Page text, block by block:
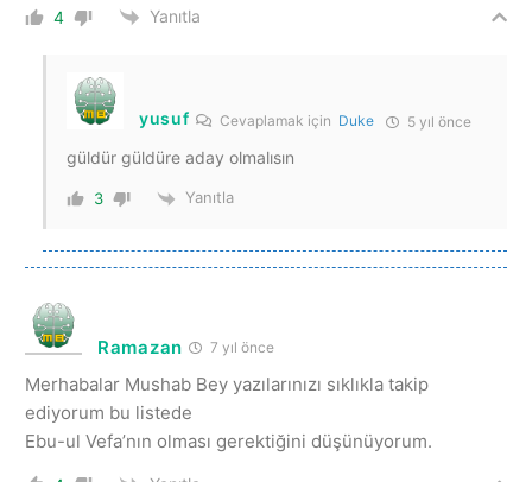
4 Yanıtla
yusuf Cevaplamak için Duke 5 yıl önce
güldür güldüre aday olmalısın
3 Yanıtla
Ramazan 7 yıl önce
Merhabalar Mushab Bey yazılarınızı sıklıkla takip
ediyorum bu listede
Ebu-ul Vefa’nın olması gerektiğini düşünüyorum.